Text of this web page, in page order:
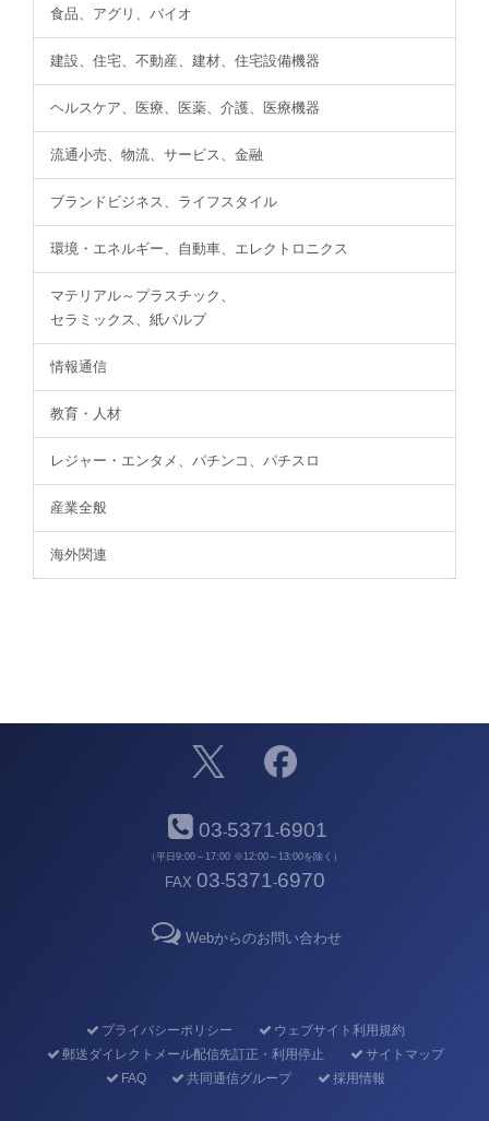
食品、アグリ、バイオ
建設、住宅、不動産、建材、住宅設備機器
ヘルスケア、医療、医薬、介護、医療機器
流通小売、物流、サービス、金融
ブランドビジネス、ライフスタイル
環境・エネルギー、自動車、エレクトロニクス
マテリアル～プラスチック、
セラミックス、紙パルプ
情報通信
教育・人材
レジャー・エンタメ、パチンコ、パチスロ
産業全般
海外関連
03-5371-6901
（平日9:00～17:00 ※12:00～13:00を除く）
FAX 03-5371-6970
Webからのお問い合わせ
プライバシーポリシー
ウェブサイト利用規約
郵送ダイレクトメール配信先訂正・利用停止
サイトマップ
FAQ
共同通信グループ 採用情報